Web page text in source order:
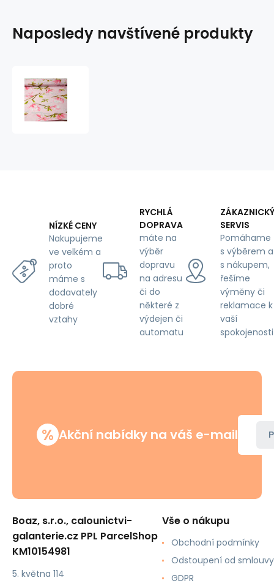
Naposledy navštívené produkty
růžovém
NÍZKÉ CENY
Nakupujeme
ve velkém a
proto
máme s
dodavately
dobré
vztahy
RYCHLÁ
DOPRAVA
máte na
výběr
dopravu
na adresu
či do
některé z
výdejen či
automatu
ZÁKAZNICKÝ
SERVIS
Pomáhame
s výběrem a
s nákupem,
řešíme
výměny či
reklamace k
vaší
spokojenosti
% Akční nabídky na váš e-mail
Boaz, s.r.o., calounictvi-
galanterie.cz PPL ParcelShop
KM10154981
5. května 114
Vše o nákupu
Obchodní podmínky
Odstoupení od smlouvy
GDPR